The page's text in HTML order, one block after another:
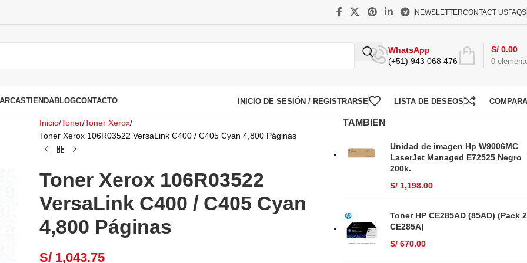
NEWSLETTERCONTACT USFAQS
WhatsApp
(+51) 943 068 476
0
S/ 0.00
TIENDABLOGCONTACTO INICIO DE SESIÓN / REGISTRARSE LISTA DE DESEOS
Inicio Toner Toner Xerox
Toner Xerox 106R03522 VersaLink C400 / C405 Cyan 4,800 Páginas
Toner Xerox 106R03522
VersaLink C400 / C405 Cyan
4,800 Páginas
S/ 1,043.75
TAMBIEN
Unidad de imagen Hp W9006MC
LaserJet Managed E72525 Negro
200k.
S/1,198.00
Toner HP CE285AD (85AD) (Pack 2
CE285A)
S/670.00